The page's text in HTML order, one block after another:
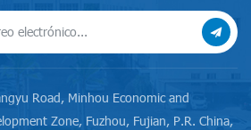
Road, Minhou Economic and
Zone, Fuzhou, Fujian, P.R. China,